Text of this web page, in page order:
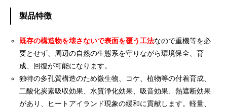
製品特徴
既存の構造物を壊さないで表面を覆う工法なので重機等を必
要とせず、周辺の自然の生態系を守りながら環境保全、育
成、回復が可能になります。
独特の多孔質構造のため微生物、コケ、植物等の付着育成、
二酸化炭素吸収効果、水質浄化効果、吸音効果、熱遮断効果
があり、ヒートアイランド現象の緩和に貢献します。軽量、